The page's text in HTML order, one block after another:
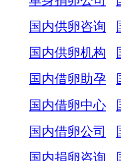
国内供卵咨询
国内供卵机构
国内借卵助孕
国内借卵中心
国内借卵公司
国内捐卵咨询